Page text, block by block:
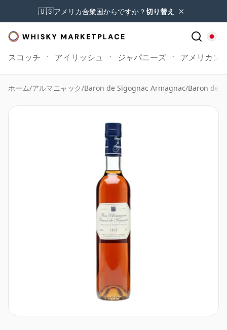
🇺🇸アメリカ合衆国からですか？切り替え ×
スコッチ アイリッシュ ジャパニーズ アメリカン
ホーム/アルマニャック/Baron de Sigognac Armagnac/Baron de